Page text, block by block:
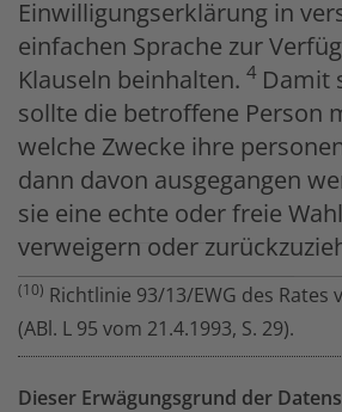
Einwilligungserklärung in
einfachen Sprache zur
Klauseln beinhalten. 4 Damit
sollte die betroffene Person
welche Zwecke ihre
dann davon ausgegangen
sie eine echte oder freie
verweigern oder
(10) Richtlinie 93/13/EWG des
(ABl. L 95 vom 21.4.1993, S. 29).
Dieser Erwägungsgrund der